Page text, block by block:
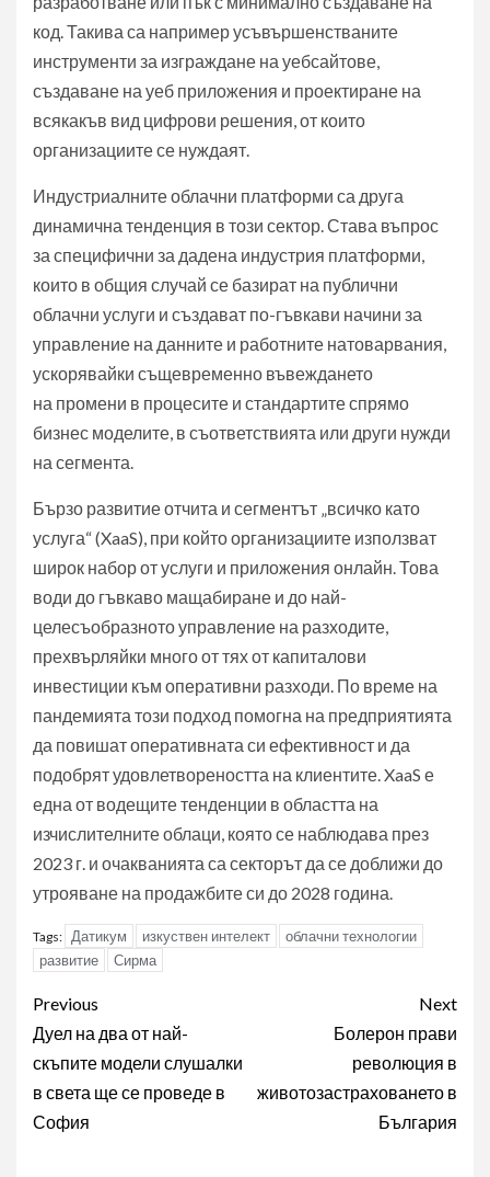
код. Такива са например усъвършенстваните
инструменти за изграждане на уебсайтове,
създаване на уеб приложения и проектиране на
всякакъв вид цифрови решения, от които
организациите се нуждаят.
Индустриалните облачни платформи са друга
динамична тенденция в този сектор. Става въпрос
за специфични за дадена индустрия платформи,
които в общия случай се базират на публични
облачни услуги и създават по-гъвкави начини за
управление на данните и работните натоварвания,
ускорявайки същевременно въвеждането
на промени в процесите и стандартите спрямо
бизнес моделите, в съответствията или други нужди
на сегмента.
Бързо развитие отчита и сегментът „всичко като
услуга“ (XaaS), при който организациите използват
широк набор от услуги и приложения онлайн. Това
води до гъвкаво мащабиране и до най-
целесъобразното управление на разходите,
прехвърляйки много от тях от капиталови
инвестиции към оперативни разходи. По време на
пандемията този подход помогна на предприятията
да повишат оперативната си ефективност и да
подобрят удовлетвореността на клиентите. XaaS е
една от водещите тенденции в областта на
изчислителните облаци, която се наблюдава през
2023 г. и очакванията са секторът да се доближи до
утрояване на продажбите си до 2028 година.
Tags: Датикум изкуствен интелект
облачни технологии
развитие
Сирма
Post
navigation
Previous
Дуел на два от най-
скъпите модели слушалки
в света ще се проведе в
София
Next
Болерон прави
революция в
животозастраховането в
България